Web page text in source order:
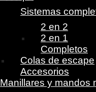
Sistemas
2 en 2
2 en 1
Completos
Colas de escape
Accesorios
Manillares y mandos